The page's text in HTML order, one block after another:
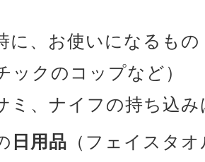
に、お使いになるも
ックのコップなど）
、ナイフの持ち込み
日用品 （フェイスタ